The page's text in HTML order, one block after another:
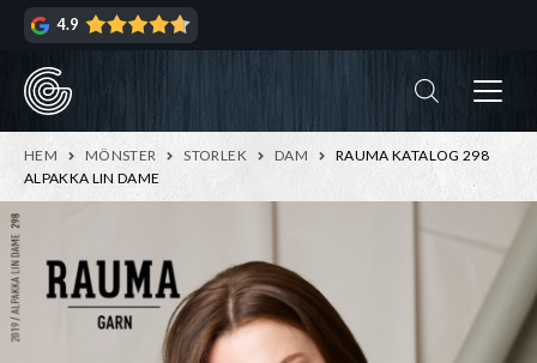
Hoppa
navigering
Hoppa
innehåll
4.9
HEM MÖNSTER STORLEK DAM
RAUMA KATALOG 298
ALPAKKA LIN DAME